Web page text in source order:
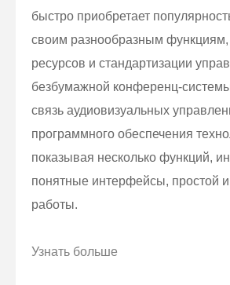
быстро приобретает
своим разнообразным
ресурсов и стандартизации
безбумажной конференц-
связь аудиовизуальных
программного обеспечения
показывая несколько функций,
понятные интерфейсы, простой и
работы.
Узнать больше